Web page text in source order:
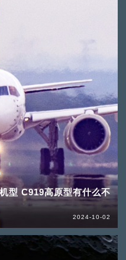
型 C919高原型有什么不
2024-10-02